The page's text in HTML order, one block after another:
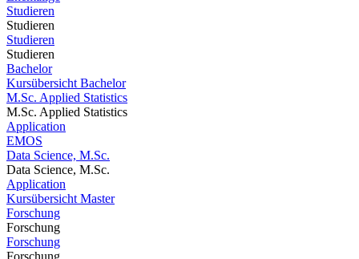
Studieren
Studieren
Studieren
Studieren
Bachelor
Kursübersicht Bachelor
M.Sc. Applied Statistics
M.Sc. Applied Statistics
Application
EMOS
Data Science, M.Sc.
Data Science, M.Sc.
Application
Kursübersicht Master
Forschung
Forschung
Forschung
Forschung